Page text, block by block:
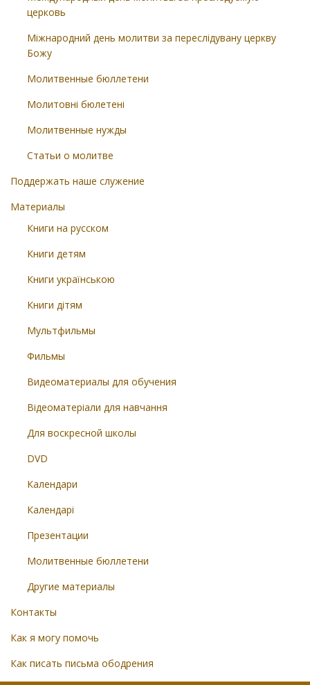
церковь
Міжнародний день молитви за переслідувану церкву
Божу
Молитвенные бюллетени
Молитовні бюлетені
Молитвенные нужды
Статьи о молитве
Поддержать наше служение
Материалы
Книги на русском
Книги детям
Книги українською
Книги дітям
Мультфильмы
Фильмы
Видеоматериалы для обучения
Відеоматеріали для навчання
Для воскресной школы
DVD
Календари
Календарі
Презентации
Молитвенные бюллетени
Другие материалы
Контакты
Как я могу помочь
Как писать письма ободрения